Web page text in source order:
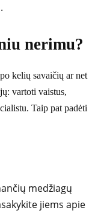
nerimu?
kelių savaičių ar net
vartoti vaistus,
Taip pat padėti
medžiagų
jiems apie